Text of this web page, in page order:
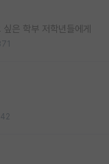
은 학부 저학년들에게